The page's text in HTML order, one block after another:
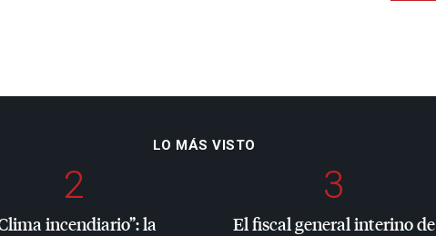
LO MÁS VISTO
2
incendiario”: la
3
El fiscal general interino de